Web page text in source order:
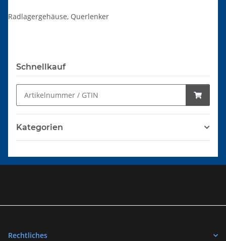
Radlagergehäuse, Querlenker
Schnellkauf
Kategorien
Rechtliches